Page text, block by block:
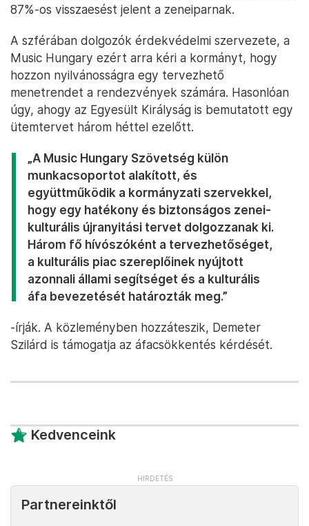
87%-os visszaesést jelent a zeneiparnak.
A szférában dolgozók érdekvédelmi szervezete, a
Music Hungary ezért arra kéri a kormányt, hogy
hozzon nyilvánosságra egy tervezhető
menetrendet a rendezvények számára. Hasonlóan
úgy, ahogy az Egyesült Királyság is bemutatott egy
ütemtervet három héttel ezelőtt.
„A Music Hungary Szövetség külön
munkacsoportot alakított, és
együttműködik a kormányzati szervekkel,
hogy egy hatékony és biztonságos zenei-
kulturális újranyitási tervet dolgozzanak ki.
Három fő hívószóként a tervezhetőséget,
a kulturális piac szereplőinek nyújtott
azonnali állami segítséget és a kulturális
áfa bevezetését határozták meg.”
-írják. A közleményben hozzáteszik, Demeter
Szilárd is támogatja az áfacsökkentés kérdését.
Kedvenceink
Partnereinktől